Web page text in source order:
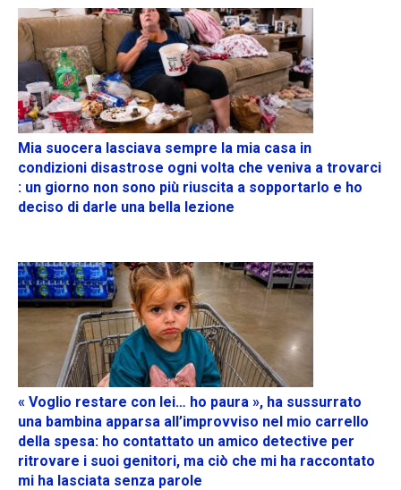
Mia suocera lasciava sempre la mia casa in
condizioni disastrose ogni volta che veniva a trovarci
: un giorno non sono più riuscita a sopportarlo e ho
deciso di darle una bella lezione
« Voglio restare con lei… ho paura », ha sussurrato
una bambina apparsa all’improvviso nel mio carrello
della spesa: ho contattato un amico detective per
ritrovare i suoi genitori, ma ciò che mi ha raccontato
mi ha lasciata senza parole